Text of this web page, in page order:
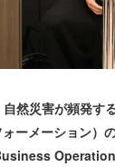
然災害が頻発す
ーメーション）